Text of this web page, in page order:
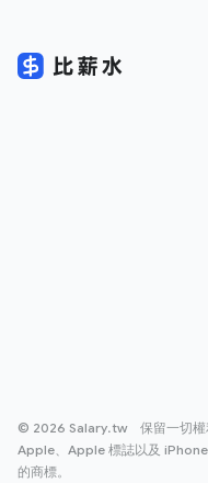
© 2026 Salary.tw 保留一切權
Apple、Apple 標誌以及
的商標。